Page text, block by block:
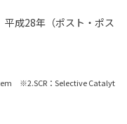
平成28年（ポスト・ポス
※2.SCR：Selective Catalyt